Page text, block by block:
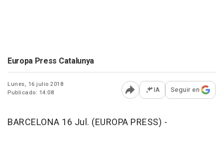
Europa Press Catalunya
Lunes, 16 julio 2018
Publicado: 14:08
Abrir opciones para
IA Seguir en
BARCELONA 16 Jul. (EUROPA PRESS) -